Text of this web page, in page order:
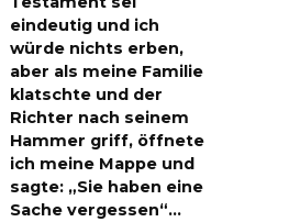
eindeutig und ich
würde nichts erben,
aber als meine Familie
klatschte und der
Richter nach seinem
Hammer griff, öffnete
ich meine Mappe und
sagte: „Sie haben eine
Sache vergessen“…